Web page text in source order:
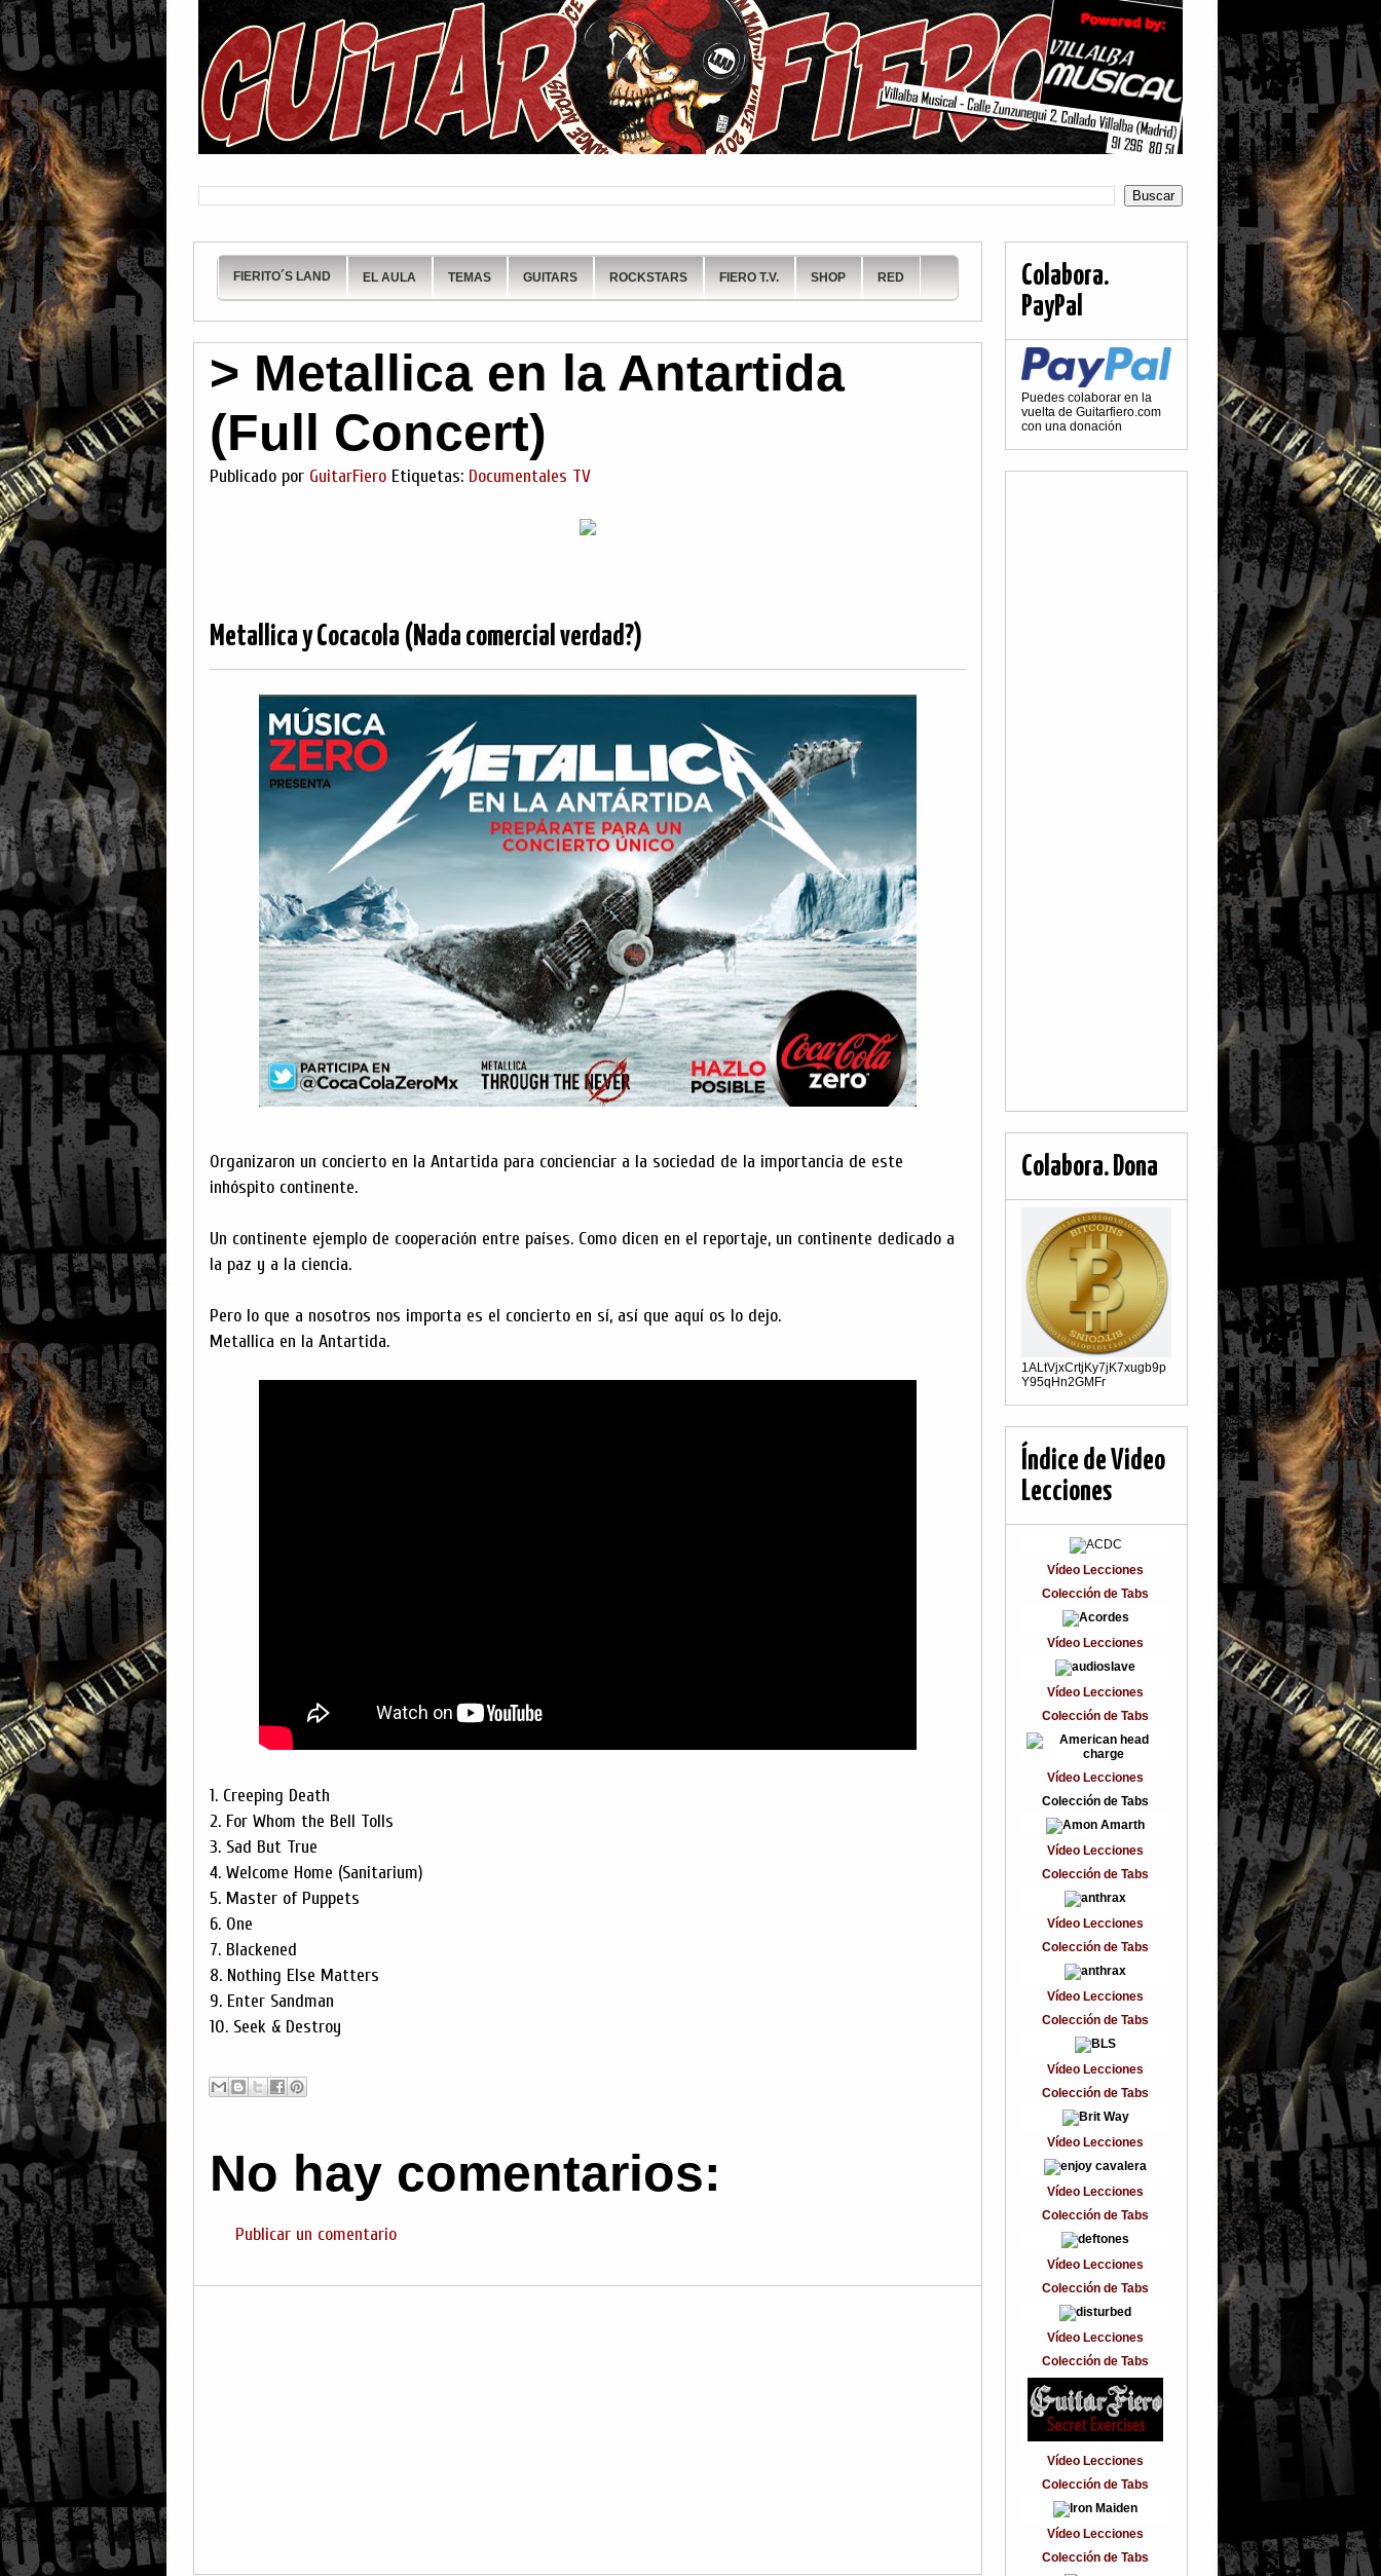
FIERITO´S LAND EL AULA TEMAS GUITARS ROCKSTARS FIERO T.V. SHOP RED
> Metallica en la Antartida
(Full Concert)
Publicado por GuitarFiero Etiquetas: Documentales TV
Metallica y Cocacola (Nada comercial verdad?)
Organizaron un concierto en la Antartida para concienciar a la sociedad de la importancia de este
inhóspito continente.
Un continente ejemplo de cooperación entre países. Como dicen en el reportaje, un continente dedicado a
la paz y a la ciencia.
Pero lo que a nosotros nos importa es el concierto en sí, así que aquí os lo dejo.
Metallica en la Antartida.
1. Creeping Death
2. For Whom the Bell Tolls
3. Sad But True
4. Welcome Home (Sanitarium)
5. Master of Puppets
6. One
7. Blackened
8. Nothing Else Matters
9. Enter Sandman
10. Seek & Destroy
No hay comentarios:
Publicar un comentario
Colabora.
PayPal
Puedes colaborar en la
vuelta de Guitarfiero.com
con una donación
Colabora. Dona
1ALtVjxCrtjKy7jK7xugb9p
Y95qHn2GMFr
Índice de Video
Lecciones
Vídeo Lecciones
Colección de Tabs
Vídeo Lecciones
Vídeo Lecciones
Colección de Tabs
Vídeo Lecciones
Colección de Tabs
Vídeo Lecciones
Colección de Tabs
Vídeo Lecciones
Colección de Tabs
Vídeo Lecciones
Colección de Tabs
Vídeo Lecciones
Colección de Tabs
Vídeo Lecciones
Vídeo Lecciones
Colección de Tabs
Vídeo Lecciones
Colección de Tabs
Vídeo Lecciones
Colección de Tabs
Vídeo Lecciones
Colección de Tabs
Vídeo Lecciones
Colección de Tabs